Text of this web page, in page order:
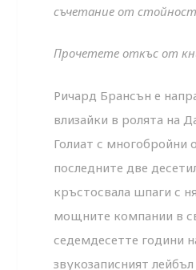
съчетание от
Прочетете откъс от
Ричард Брансън е
влизайки в ролята на
Голиат с многобройни
последните две
кръстосвала шпаги с
мощните компании в
седемдесетте години
звукозаписният